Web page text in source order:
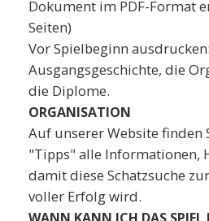
Dokument im PDF-Format
Seiten)
Vor Spielbeginn
Ausgangsgeschichte, die
die Diplome.
ORGANISATION
Auf unserer Website finden
"Tipps" alle Informationen,
damit diese Schatzsuche
voller Erfolg wird.